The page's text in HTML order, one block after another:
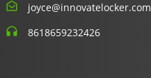
joyce@innovatelocker.com
8618659232426